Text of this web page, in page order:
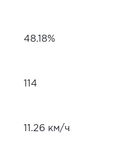
48.18%
114
11.26 км/ч